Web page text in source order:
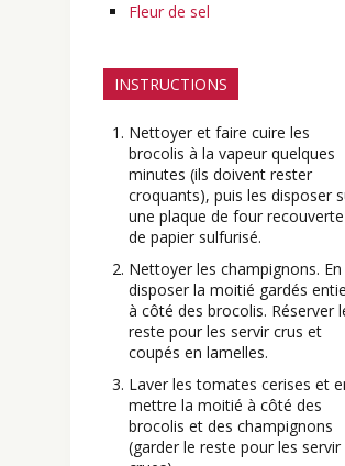
Fleur de sel
INSTRUCTIONS
Nettoyer et faire cuire les
brocolis à la vapeur quelques
minutes (ils doivent rester
croquants), puis les disposer
une plaque de four recouverte
de papier sulfurisé.
Nettoyer les champignons. En
disposer la moitié gardés
à côté des brocolis. Réserver
reste pour les servir crus et
coupés en lamelles.
Laver les tomates cerises et
mettre la moitié à côté des
brocolis et des champignons
(garder le reste pour les servir